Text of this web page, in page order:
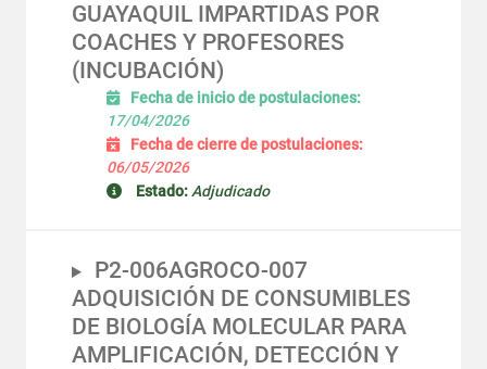
GUAYAQUIL IMPARTIDAS POR
COACHES Y PROFESORES
(INCUBACIÓN)
Fecha de inicio de postulaciones:
17/04/2026
Fecha de cierre de postulaciones:
06/05/2026
Estado: Adjudicado
P2-006AGROCO-007
ADQUISICIÓN DE CONSUMIBLES
DE BIOLOGÍA MOLECULAR PARA
AMPLIFICACIÓN, DETECCIÓN Y